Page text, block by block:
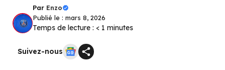
Par Enzo
Publié le : mars 8, 2026
Temps de lecture : < 1 minutes
Suivez-nous